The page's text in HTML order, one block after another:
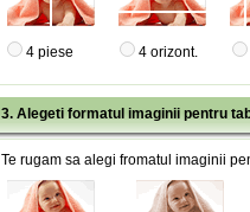
4 piese 4 orizont.
3. Alegeti formatul imaginii pentru
Te rugam sa alegi fromatul imaginii